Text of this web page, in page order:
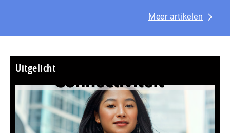
Meer artikelen
Uitgelicht